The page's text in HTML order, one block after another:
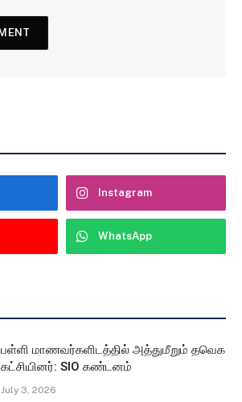
Instagram
WhatsApp
பள்ளி மாணவர்களிடத்தில் அத்துமீறும் தவெக
கட்சியினர்: SIO கண்டனம்
July 3, 2026